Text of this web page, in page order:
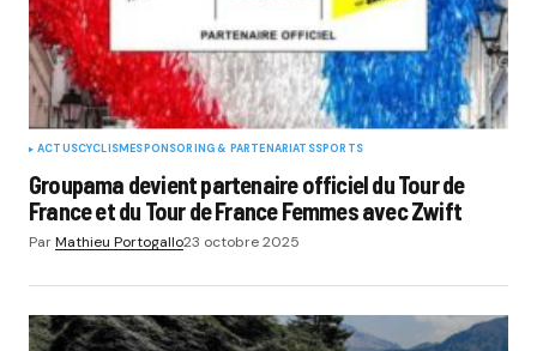
ACTUSCYCLISMESPONSORING & PARTENARIATSSPORTS
Groupama devient partenaire officiel du Tour de
France et du Tour de France Femmes avec Zwift
ParMathieu Portogallo23 octobre 2025